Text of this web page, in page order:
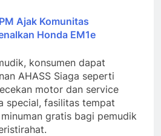
Ajak Komunitas
Honda EM1e
konsumen dapat
AHASS Siaga seperti
motor dan service
special, fasilitas tempat
gratis bagi pemudik